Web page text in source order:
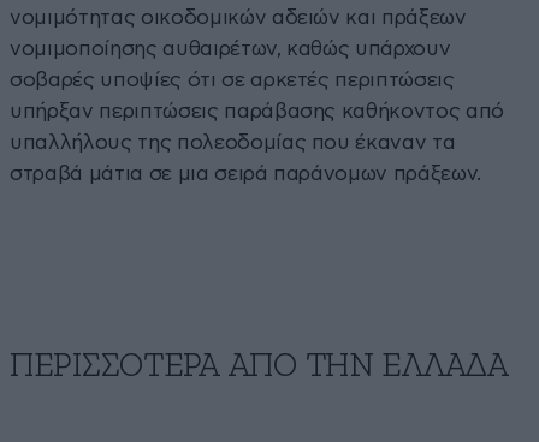
νομιμότητας οικοδομικών αδειών και πράξεων
νομιμοποίησης αυθαιρέτων, καθώς υπάρχουν
σοβαρές υποψίες ότι σε αρκετές περιπτώσεις
υπήρξαν περιπτώσεις παράβασης καθήκοντος από
υπαλλήλους της πολεοδομίας που έκαναν τα
στραβά μάτια σε μια σειρά παράνομων πράξεων.
ΠΕΡΙΣΣΟΤΕΡΑ ΑΠΟ ΤΗΝ ΕΛΛΑΔΑ